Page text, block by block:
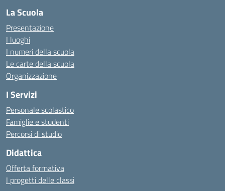
La Scuola
Presentazione
I luoghi
I numeri della scuola
Le carte della scuola
Organizzazione
I Servizi
Personale scolastico
Famiglie e studenti
Percorsi di studio
Didattica
Offerta formativa
I progetti delle classi